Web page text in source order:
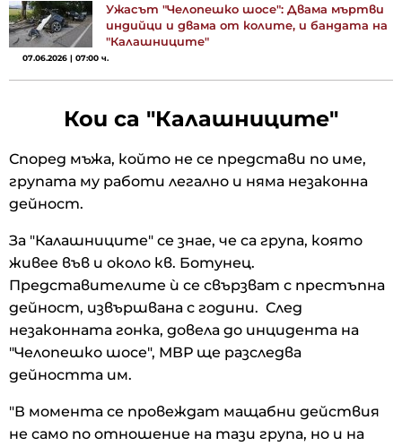
Ужасът "Челопешко шосе": Двама мъртви
индийци и двама от колите, и бандата на
"Калашниците"
07.06.2026 | 07:00 ч.
Кои са "Калашниците"
Според мъжа, който не се представи по име,
групата му работи легално и няма незаконна
дейност.
За "Калашниците" се знае, че са група, която
живее във и около кв. Ботунец.
Представителите ѝ се свързват с престъпна
дейност, извършвана с години. След
незаконната гонка, довела до инцидента на
"Челопешко шосе", МВР ще разследва
дейността им.
"В момента се провеждат мащабни действия
не само по отношение на тази група, но и на